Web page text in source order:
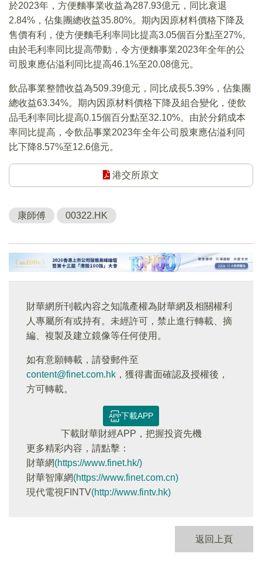
於2023年，方便麵事業收益為287.93億元，同比衰退
2.84%，佔集團總收益35.80%。期內因原材料價格下降及
售價有利，使方便麵毛利率同比提高3.05個百分點至27%。
由於毛利率同比提高帶動，令方便麵事業2023年全年的公
司股東應佔溢利同比提高46.1%至20.08億元。
飲品事業整體收益為509.39億元，同比成長5.39%，佔集團
總收益63.34%。期內因原材料價格下降及組合變化，使飲
品毛利率同比提高0.15個百分點至32.10%。由於分銷成本
率同比提高，令飲品事業2023年全年公司股東應佔溢利同
比下降8.57%至12.6億元。
港交所原文
康師傅 00322.HK
財華網所刊載內容之知識產權為財華網及相關權利
人專屬所有或持有。未經許可，禁止進行轉載、摘
編、複製及建立鏡像等任何使用。
如有意願轉載，請發郵件至
content@finet.com.hk ，獲得書面確認及授權後，
方可轉載。
下載APP
下載財華財經APP，把握投資先機
更多精彩内容，請點擊：
財華網(https://www.finet.hk/)
財華智庫網(https://www.finet.com.cn)
現代電視FINTV(http://www.fintv.hk)
返回上頁